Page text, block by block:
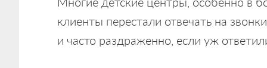
клиенты перестали отвечать на
и часто раздраженно, если уж